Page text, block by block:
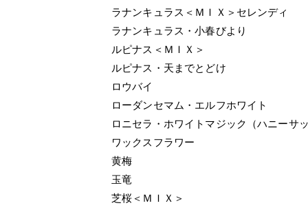
ラナンキュラス＜ＭＩＸ＞セレンディ
ラナンキュラス・小春びより
ルピナス＜ＭＩＸ＞
ルピナス・天までとどけ
ロウバイ
ローダンセマム・エルフホワイト
ロニセラ・ホワイトマジック（ハニーサ
ワックスフラワー
黄梅
玉竜
芝桜＜ＭＩＸ＞